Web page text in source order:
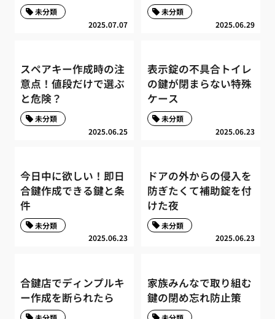
2025.07.07
未分類
2025.06.29
未分類
スペアキー作成時の注
意点！値段だけで選ぶ
と危険？
2025.06.25
未分類
表示錠の不具合トイレ
の鍵が閉まらない特殊
ケース
2025.06.23
未分類
今日中に欲しい！即日
合鍵作成できる鍵と条
件
2025.06.23
未分類
ドアの外からの侵入を
防ぎたくて補助錠を付
けた夜
2025.06.23
未分類
合鍵店でディンプルキ
ー作成を断られたら
家族みんなで取り組む
鍵の閉め忘れ防止策